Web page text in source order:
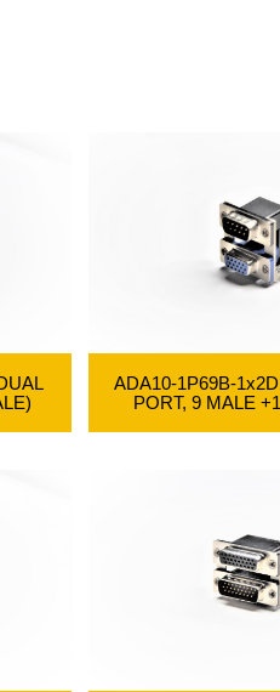
ADA10-1P69B-
PORT, 9 MALE